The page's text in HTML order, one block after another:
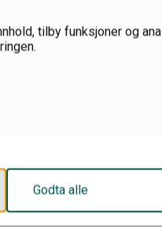
Nei
tilby funksjoner og
Godta alle